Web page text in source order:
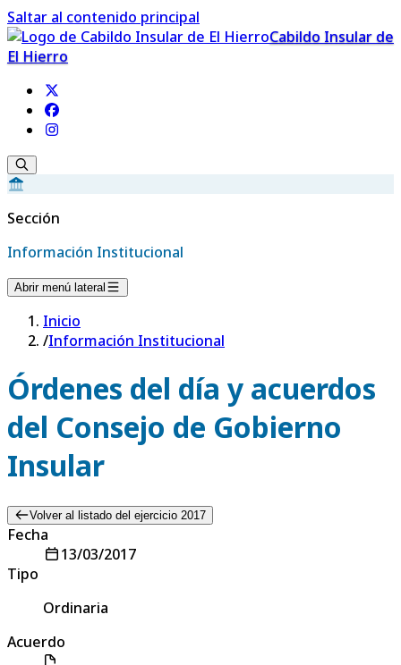
Saltar al contenido principal
Cabildo Insular de
El Hierro
Sección
Información Institucional
Abrir menú lateral
Inicio
/Información Institucional
Órdenes del día y acuerdos
del Consejo de Gobierno
Insular
Volver al listado del ejercicio 2017
Fecha
13/03/2017
Tipo
Ordinaria
Acuerdo